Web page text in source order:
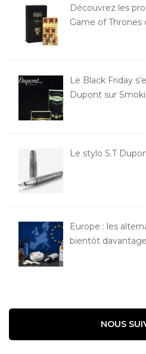
Découvrez les
Game of Thrones
Le Black Friday
Dupont sur
Le stylo S.T
Europe : les
bientôt
NOUS